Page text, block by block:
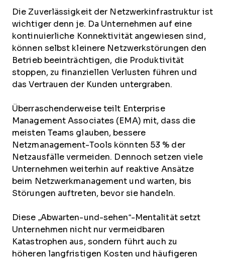
Die Zuverlässigkeit der Netzwerkinfrastruktur ist
wichtiger denn je. Da Unternehmen auf eine
kontinuierliche Konnektivität angewiesen sind,
können selbst kleinere Netzwerkstörungen den
Betrieb beeinträchtigen, die Produktivität
stoppen, zu finanziellen Verlusten führen und
das Vertrauen der Kunden untergraben.
Überraschenderweise teilt Enterprise
Management Associates (EMA) mit, dass die
meisten Teams glauben, bessere
Netzmanagement-Tools könnten 53 % der
Netzausfälle vermeiden. Dennoch setzen viele
Unternehmen weiterhin auf reaktive Ansätze
beim Netzwerkmanagement und warten, bis
Störungen auftreten, bevor sie handeln.
Diese „Abwarten-und-sehen“-Mentalität setzt
Unternehmen nicht nur vermeidbaren
Katastrophen aus, sondern führt auch zu
höheren langfristigen Kosten und häufigeren